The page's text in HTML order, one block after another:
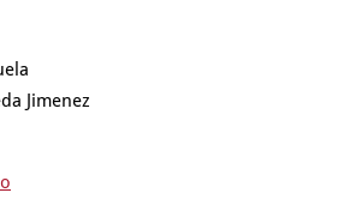
Jimenez